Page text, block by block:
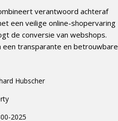
verantwoord achteraf
een veilige online-shopervaring
de conversie van webshops.
een transparante en betrouwbare
Hubscher
2025